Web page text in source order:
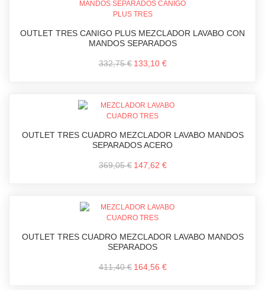
OUTLET TRES CANIGO PLUS MEZCLADOR LAVABO CON
MANDOS SEPARADOS
332,75 € 133,10 €
OUTLET TRES CUADRO MEZCLADOR LAVABO MANDOS
SEPARADOS ACERO
369,05 € 147,62 €
OUTLET TRES CUADRO MEZCLADOR LAVABO MANDOS
SEPARADOS
411,40 € 164,56 €